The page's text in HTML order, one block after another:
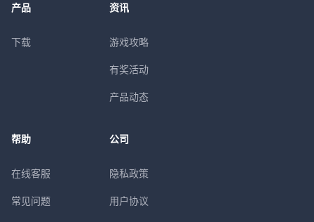
产品
下载
资讯
游戏攻略
有奖活动
产品动态
帮助
在线客服
常见问题
公司
隐私政策
用户协议